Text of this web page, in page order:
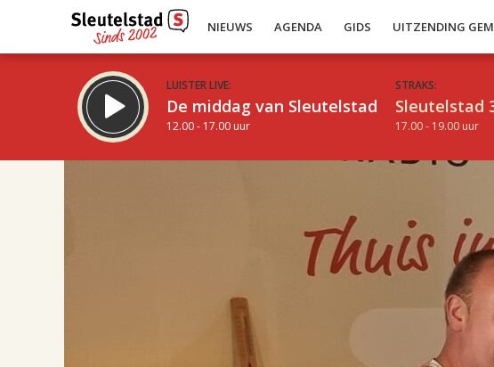
NIEUWS AGENDA GIDS UITZENDING
LUISTER LIVE:
De middag van Sleutelstad
12.00 - 17.00 uur
STRAKS:
Sleutelstad
17.00 - 19.00 uur